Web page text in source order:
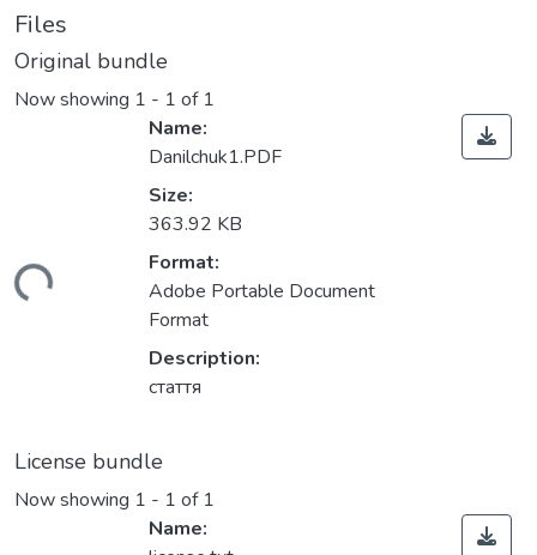
Files
Original bundle
Now showing 1 - 1 of 1
Name:
Danilchuk1.PDF
Size:
363.92 KB
Format:
Adobe Portable Document
Format
Description:
стаття
License bundle
Now showing 1 - 1 of 1
Name: